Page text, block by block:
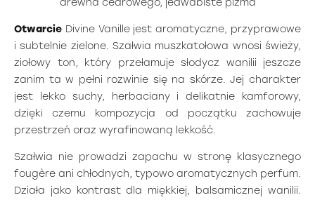
Otwarcie Divine Vanille jest aromatyczne, przyprawowe
i subtelnie zielone. Szałwia muszkatołowa wnosi świeży,
ziołowy ton, który przełamuje słodycz wanilii jeszcze
zanim ta w pełni rozwinie się na skórze. Jej charakter
jest lekko suchy, herbaciany i delikatnie kamforowy,
dzięki czemu kompozycja od początku zachowuje
przestrzeń oraz wyrafinowaną lekkość.
Szałwia nie prowadzi zapachu w stronę klasycznego
fougère ani chłodnych, typowo aromatycznych perfum.
Działa jako kontrast dla miękkiej, balsamicznej wanilii.